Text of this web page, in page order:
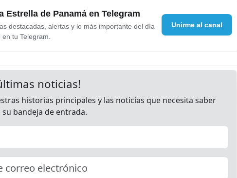
Estrella de Panamá en Telegram
destacadas, alertas y lo más importante del día
tu Telegram.
Unirme al canal